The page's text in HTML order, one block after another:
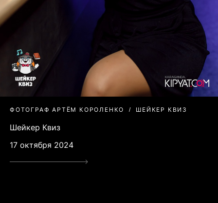
ФОТОГРАФ АРТЁМ КОРОЛЕНКО ШЕЙКЕР КВИЗ
Шейкер Квиз
17 октября 2024